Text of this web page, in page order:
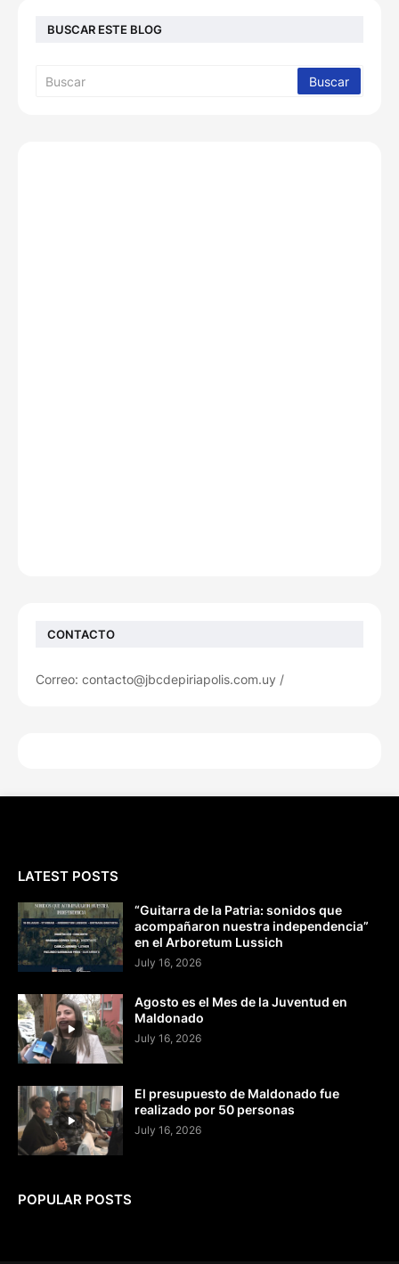
BUSCAR ESTE BLOG
CONTACTO
Correo: contacto@jbcdepiriapolis.com.uy /
LATEST POSTS
“Guitarra de la Patria: sonidos que
acompañaron nuestra independencia”
en el Arboretum Lussich
July 16, 2026
Agosto es el Mes de la Juventud en
Maldonado
July 16, 2026
El presupuesto de Maldonado fue
realizado por 50 personas
July 16, 2026
POPULAR POSTS